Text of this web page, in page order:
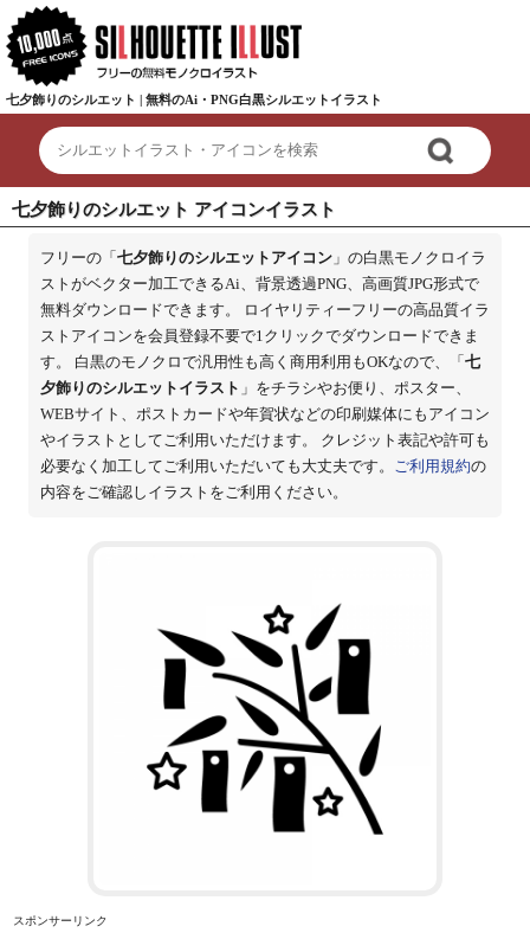
七夕飾りのシルエット | 無料のAi・PNG白黒シルエットイラスト
七夕飾りのシルエット アイコンイラスト
フリーの「 七夕飾りのシルエットアイコン」の白黒モノクロイラ
ストがベクター加工できるAi、背景透過PNG、高画質JPG形式で
無料ダウンロードできます。 ロイヤリティーフリーの高品質イラ
ストアイコンを会員登録不要で1クリックでダウンロードできま
す。 白黒のモノクロで汎用性も高く商用利用もOKなので、「 七
夕飾りのシルエットイラスト 」をチラシやお便り、ポスター、
WEBサイト、ポストカードや年賀状などの印刷媒体にもアイコン
やイラストとしてご利用いただけます。 クレジット表記や許可も
必要なく加工してご利用いただいても大丈夫です。 ご利用規約の
内容をご確認しイラストをご利用ください。
スポンサーリンク